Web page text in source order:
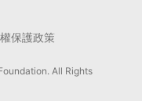
保護政策
All Rights